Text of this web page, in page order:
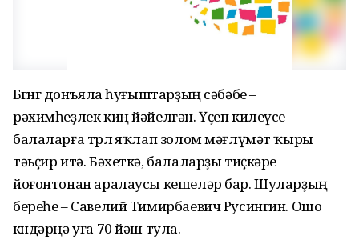
Бөгөнгө донъяла һуғыштарҙың сәбәбе –
рәхимһеҙлек киң йәйелгән. Үҫеп килеүсе
балаларға төрлө яҡлап золом мәғлүмәт ҡыры
тәьҫир итә. Бәхеткә, балаларҙы тиҫкәре
йоғонтонан аралаусы кешеләр бар. Шуларҙың
береһе – Савелий Тимирбаевич Русингин. Ошо
көндәрңә уға 70 йәш тула.